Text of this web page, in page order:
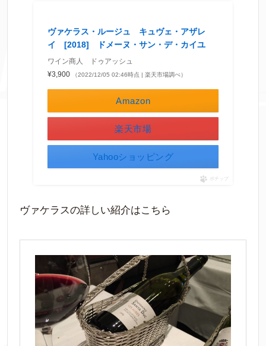
ヴァケラス・ルージュ キュヴェ・アザレ
イ [2018] ドメーヌ・サン・デ・カイユ
ワイン商人 ドゥアッシュ
¥3,900
（2022/12/05 02:46時点 | 楽天市場調べ）
Amazon
楽天市場
Yahooショッピング
ポチップ
ヴァケラスの詳しい紹介はこちら